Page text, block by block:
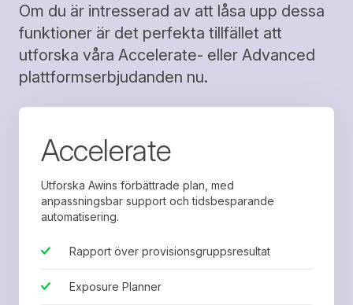
Om du är intresserad av att låsa upp dessa
funktioner är det perfekta tillfället att
utforska våra Accelerate- eller Advanced
plattformserbjudanden nu.
Accelerate
Utforska Awins förbättrade plan, med
anpassningsbar support och tidsbesparande
automatisering.
Rapport över provisionsgruppsresultat
Exposure Planner